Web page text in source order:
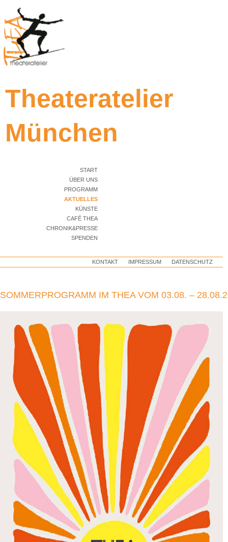
Theateratelier
München
START
ÜBER UNS
PROGRAMM
AKTUELLES
KÜNSTE
CAFÉ THEA
CHRONIK&PRESSE
SPENDEN
KONTAKT IMPRESSUM DATENSCHUTZ
SOMMERPROGRAMM IM THEA VOM 03.08. –